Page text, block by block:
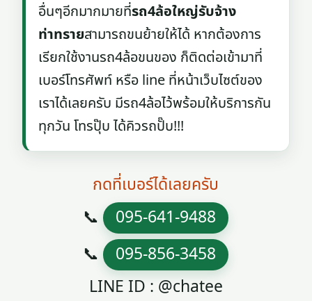
อื่นๆอีกมากมายที่รถ4ล้อใหญ่รับจ้าง
ท่าทรายสามารถขนย้ายให้ได้ หากต้องการ
เรียกใช้งานรถ4ล้อขนของ ก็ติดต่อเข้ามาที่
เบอร์โทรศัพท์ หรือ line ที่หน้าเว็บไซต์ของ
เราได้เลยครับ มีรถ4ล้อไว้พร้อมให้บริการกัน
ทุกวัน โทรปุ๊บ ได้คิวรถปั๊บ!!!
กดที่เบอร์ได้เลยครับ
📞 095-641-9488
📞 095-856-3458
LINE ID : @chatee